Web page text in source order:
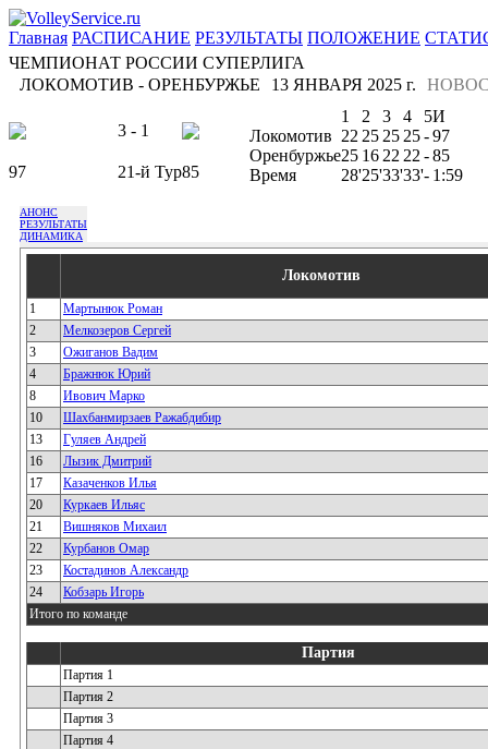
Главная РАСПИСАНИЕ РЕЗУЛЬТАТЫ ПОЛОЖЕНИЕ
ЧЕМПИОНАТ РОССИИ СУПЕРЛИГА
ЛОКОМОТИВ - ОРЕНБУРЖЬЕ
13 ЯНВАРЯ 2025 г.
3 - 1
97 21-й Тур85
1 2 3 4 5И
Локомотив 22 25 25 25-97
Оренбуржье25 16 22 22 -85
Время
28'25'33'33'- 1:59
АНОНС
РЕЗУЛЬТАТЫ
ДИНАМИКА
Локомотив
1
Мартынюк Роман
2
Мелкозеров Сергей
3
Ожиганов Вадим
4
Бражнюк Юрий
8
Ивович Марко
10
Шахбанмирзаев Ражабдибир
13
Гуляев Андрей
16
Лызик Дмитрий
17
Казаченков Илья
20
Куркаев Ильяс
21
Вишняков Михаил
22
Курбанов Омар
23
Костадинов Александр
24
Кобзарь Игорь
Итого по команде
Партия
Партия 1
Партия 2
Партия 3
Партия 4